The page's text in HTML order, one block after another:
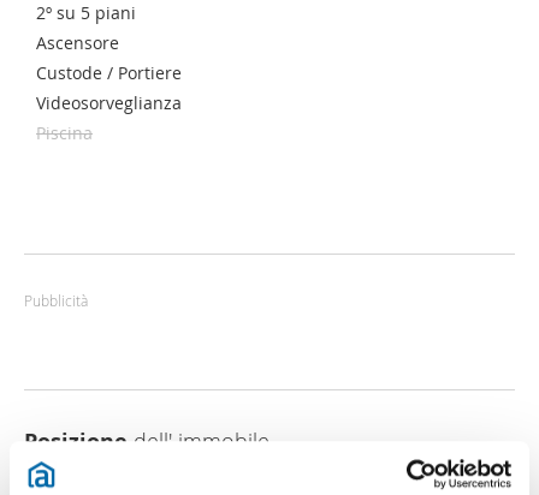
2º su 5 piani
Ascensore
Custode / Portiere
Videosorveglianza
Piscina
Pubblicità
Posizione dell' immobile